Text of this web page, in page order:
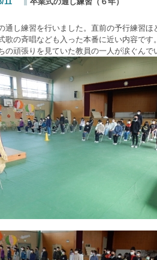
通し練習を行いました。直前の予行練習ほ
歌の斉唱なども入った本番に近い内容です
の頑張りを見ていた教員の一人が涙ぐんで